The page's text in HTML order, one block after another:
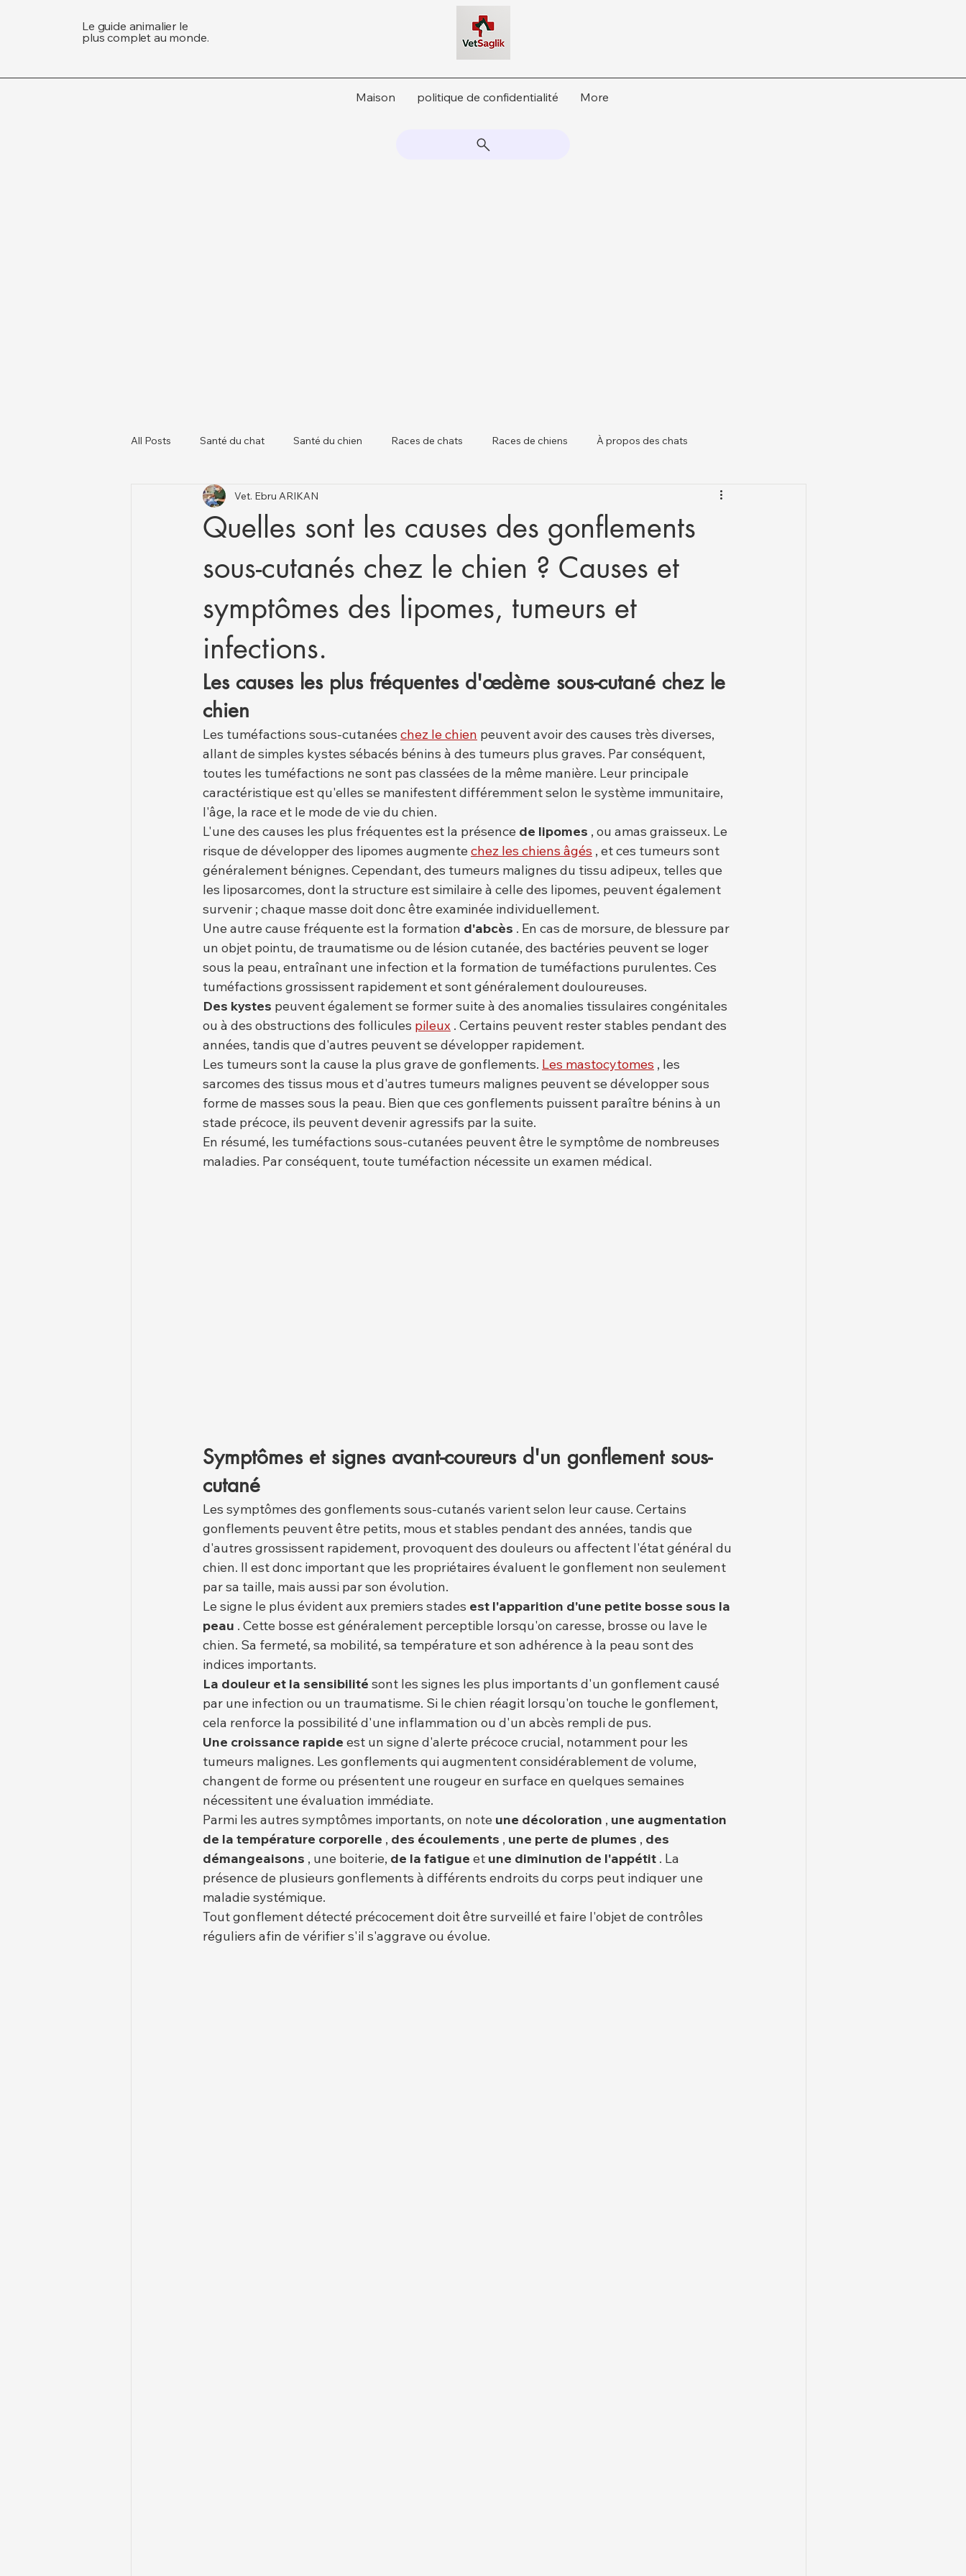
Le guide animalier le
plus complet au monde.
Maison politique de confidentialité More
All Posts Santé du chat Santé du chien Races de chats Races de chiens À propos des chats
À propos des chiens Chats et chiens
Quelles sont les causes des gonflements
sous-cutanés chez le chien ? Causes et
symptômes des lipomes, tumeurs et
infections.
Vet. Ebru ARIKAN
Les causes les plus fréquentes d'œdème sous-cutané chez le
chien
Les tuméfactions sous-cutanées chez le chien peuvent avoir des causes très diverses,
allant de simples kystes sébacés bénins à des tumeurs plus graves. Par conséquent,
toutes les tuméfactions ne sont pas classées de la même manière. Leur principale
caractéristique est qu'elles se manifestent différemment selon le système immunitaire,
l'âge, la race et le mode de vie du chien.
L'une des causes les plus fréquentes est la présence de lipomes , ou amas graisseux. Le
risque de développer des lipomes augmente chez les chiens âgés , et ces tumeurs sont
généralement bénignes. Cependant, des tumeurs malignes du tissu adipeux, telles que
les liposarcomes, dont la structure est similaire à celle des lipomes, peuvent également
survenir ; chaque masse doit donc être examinée individuellement.
Une autre cause fréquente est la formation d'abcès . En cas de morsure, de blessure par
un objet pointu, de traumatisme ou de lésion cutanée, des bactéries peuvent se loger
sous la peau, entraînant une infection et la formation de tuméfactions purulentes. Ces
tuméfactions grossissent rapidement et sont généralement douloureuses.
Des kystes peuvent également se former suite à des anomalies tissulaires congénitales
ou à des obstructions des follicules pileux . Certains peuvent rester stables pendant des
années, tandis que d'autres peuvent se développer rapidement.
Les tumeurs sont la cause la plus grave de gonflements. Les mastocytomes , les
sarcomes des tissus mous et d'autres tumeurs malignes peuvent se développer sous
forme de masses sous la peau. Bien que ces gonflements puissent paraître bénins à un
stade précoce, ils peuvent devenir agressifs par la suite.
En résumé, les tuméfactions sous-cutanées peuvent être le symptôme de nombreuses
maladies. Par conséquent, toute tuméfaction nécessite un examen médical.
Symptômes et signes avant-coureurs d'un gonflement sous-
cutané
Les symptômes des gonflements sous-cutanés varient selon leur cause. Certains
gonflements peuvent être petits, mous et stables pendant des années, tandis que
d'autres grossissent rapidement, provoquent des douleurs ou affectent l'état général du
chien. Il est donc important que les propriétaires évaluent le gonflement non seulement
par sa taille, mais aussi par son évolution.
Le signe le plus évident aux premiers stades est l'apparition d'une petite bosse sous la
peau . Cette bosse est généralement perceptible lorsqu'on caresse, brosse ou lave le
chien. Sa fermeté, sa mobilité, sa température et son adhérence à la peau sont des
indices importants.
La douleur et la sensibilité sont les signes les plus importants d'un gonflement causé
par une infection ou un traumatisme. Si le chien réagit lorsqu'on touche le gonflement,
cela renforce la possibilité d'une inflammation ou d'un abcès rempli de pus.
Une croissance rapide est un signe d'alerte précoce crucial, notamment pour les
tumeurs malignes. Les gonflements qui augmentent considérablement de volume,
changent de forme ou présentent une rougeur en surface en quelques semaines
nécessitent une évaluation immédiate.
Parmi les autres symptômes importants, on note une décoloration , une augmentation
de la température corporelle , des écoulements , une perte de plumes , des
démangeaisons , une boiterie, de la fatigue et une diminution de l'appétit . La
présence de plusieurs gonflements à différents endroits du corps peut indiquer une
maladie systémique.
Tout gonflement détecté précocement doit être surveillé et faire l'objet de contrôles
réguliers afin de vérifier s'il s'aggrave ou évolue.